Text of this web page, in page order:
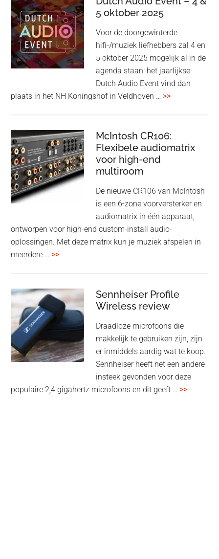
Beo
Grace
aan:
high-
end
earbuds
titanium
Adaptive
noise
cancelling
5 oktober 2025
Voor de doorgewinterde
hifi-/muziek liefhebbers zal 4 en
5 oktober 2025 mogelijk al in de
agenda staan: het jaarlijkse
Dutch Audio Event vind dan
plaats in het NH Koningshof in Veldhoven … >>overDutch
–
4
McIntosh CR106:
Flexibele audiomatrix
voor high-end
multiroom
De nieuwe CR106 van McIntosh
is een 6-zone voorversterker en
audiomatrix in één apparaat,
ontworpen voor high-end custom-install audio-
oplossingen. Met deze matrix kun je muziek afspelen in
meerdere … >>overMcIntosh
audiomatrix
voor
high-
end
multiroom
Sennheiser Profile
Wireless review
Draadloze microfoons die
makkelijk te gebruiken zijn, zijn
er inmiddels aardig wat te koop.
Sennheiser heeft net een andere
insteek gevonden voor deze
populaire 2,4 gigahertz microfoons en dit geeft … >>